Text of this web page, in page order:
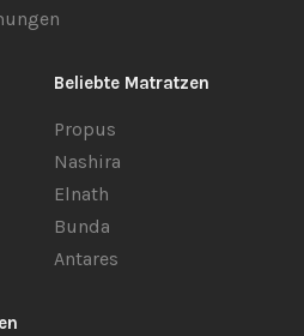
Beliebte Matratzen
Propus
Nashira
Elnath
Bunda
Antares